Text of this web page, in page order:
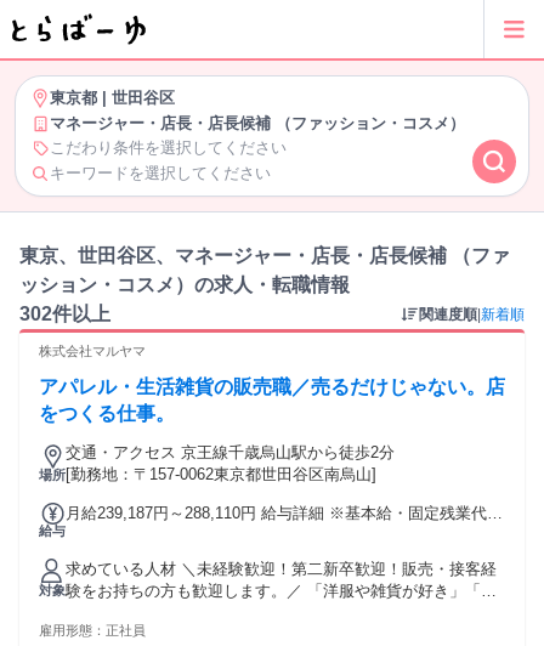
東京都
世田谷区
マネージャー・店長・店長候補 （ファッション・コスメ）
こだわり条件を選択してください
キーワードを選択してください
東京、世田谷区、マネージャー・店長・店長候補 （ファ
ッション・コスメ）の求人・転職情報
302件以上
関連度順 新着順
株式会社マルヤマ
アパレル・生活雑貨の販売職／売るだけじゃない。店
をつくる仕事。
場所
交通・アクセス 京王線千歳烏山駅から徒歩2分
[勤務地：〒157-0062東京都世田谷区南烏山]
給与
月給239,187円～288,110円 給与詳細 ※基本給・固定残業代の
ヶ月あたり1万9187円 〜 2万3110円（固定残業時間：1ヶ月あ
たり12時間） 固定残業時間を超えた勤務時間については別途
残業代を支給する 【一律手当】 全員に一律で支払われる通
勤・皆勤・家族手当金額：なし 全員に一律で支払われるその
対象
求めている人材 ＼未経験歓迎！第二新卒歓迎！販売・接客経
験をお持ちの方も歓迎します。／ 「洋服や雑貨が好き」「人
けからスタートできます。 【こんな方にピッタリのお仕事で
雇用形態： 正社員